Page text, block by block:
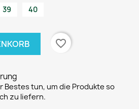
39 40
favorite_border
Bestes tun, um die Produkte so
zu liefern.